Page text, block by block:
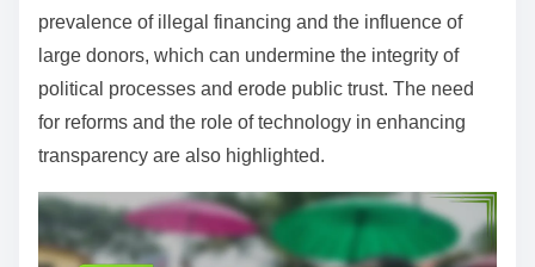
prevalence of illegal financing and the influence of
large donors, which can undermine the integrity of
political processes and erode public trust. The need
for reforms and the role of technology in enhancing
transparency are also highlighted.